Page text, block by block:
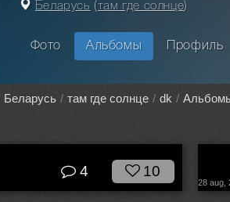
Беларусь (там где солнце)
Фото Альбомы Профиль
Беларусь там где солнце dk
4 10
28 aug,